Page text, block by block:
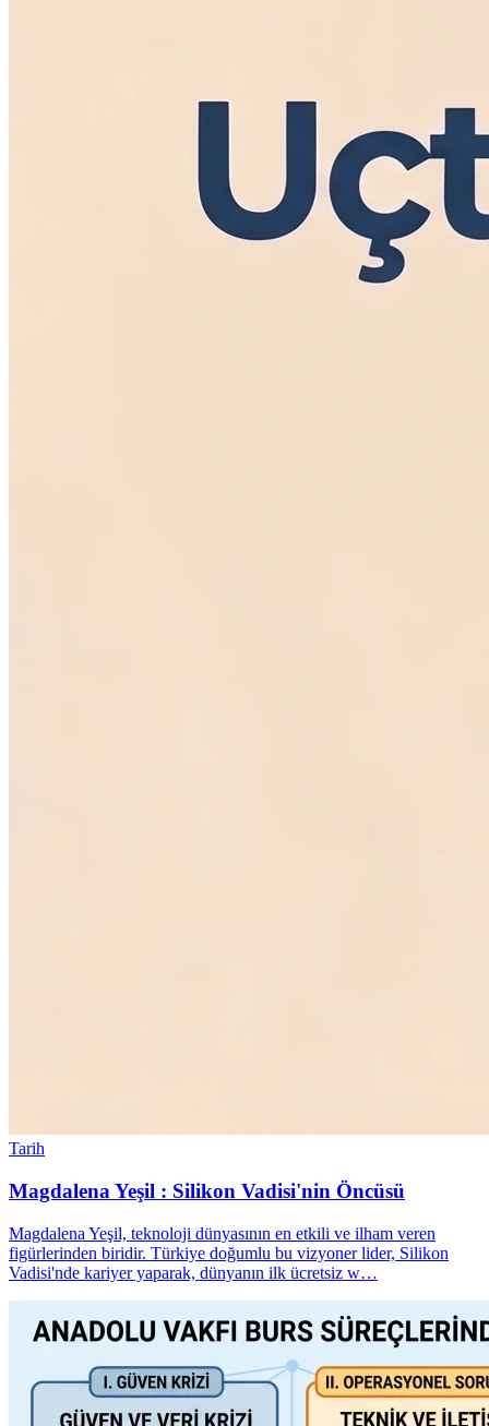
Tarih
Magdalena Yeşil : Silikon Vadisi'nin Öncüsü
Magdalena Yeşil, teknoloji dünyasının en etkili ve ilham veren
figürlerinden biridir. Türkiye doğumlu bu vizyoner lider, Silikon
Vadisi'nde kariyer yaparak, dünyanın ilk ücretsiz w…